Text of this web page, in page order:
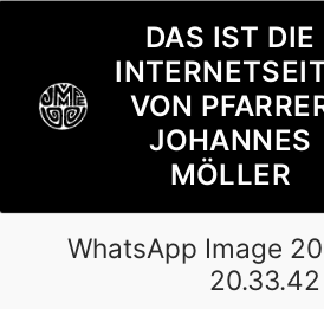
DAS IST DIE
VON
JOHANNES
MÖLLER
WhatsApp Image
20.33.42